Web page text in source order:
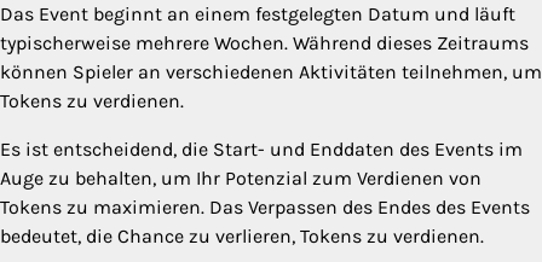
Das Event beginnt an einem festgelegten Datum und läuft
typischerweise mehrere Wochen. Während dieses Zeitraums
können Spieler an verschiedenen Aktivitäten teilnehmen, um
Tokens zu verdienen.
Es ist entscheidend, die Start- und Enddaten des Events im
Auge zu behalten, um Ihr Potenzial zum Verdienen von
Tokens zu maximieren. Das Verpassen des Endes des Events
bedeutet, die Chance zu verlieren, Tokens zu verdienen.